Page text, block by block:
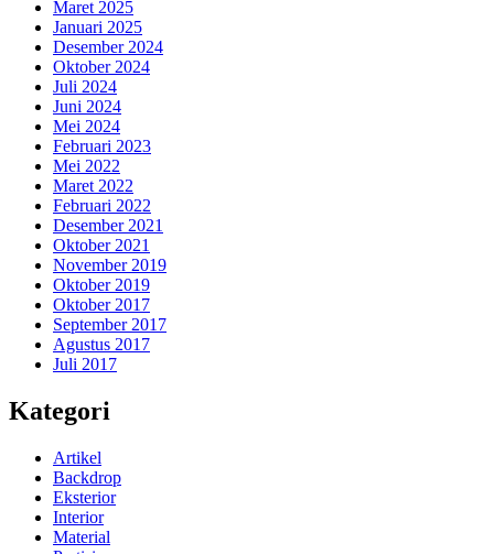
Maret 2025
Januari 2025
Desember 2024
Oktober 2024
Juli 2024
Juni 2024
Mei 2024
Februari 2023
Mei 2022
Maret 2022
Februari 2022
Desember 2021
Oktober 2021
November 2019
Oktober 2019
Oktober 2017
September 2017
Agustus 2017
Juli 2017
Kategori
Artikel
Backdrop
Eksterior
Interior
Material